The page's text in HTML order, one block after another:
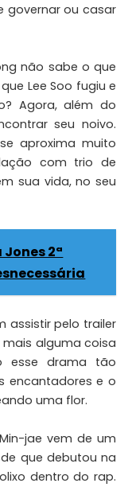
governar ou casar
não sabe o que
Lee Soo fugiu e
Agora, além do
seu noivo.
aproxima muito
com trio de
sua vida, no seu
2ª
assistir pelo trailer
alguma coisa
esse drama tão
encantadores e o
uma flor.
jae vem de um
que debutou na
dentro do rap.